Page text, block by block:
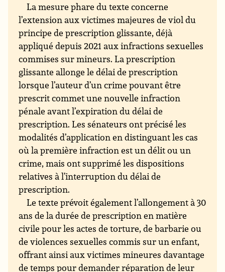
La mesure phare du texte concerne
l’extension aux victimes majeures de viol du
principe de prescription glissante, déjà
appliqué depuis 2021 aux infractions sexuelles
commises sur mineurs. La prescription
glissante allonge le délai de prescription
lorsque l’auteur d’un crime pouvant être
prescrit commet une nouvelle infraction
pénale avant l’expiration du délai de
prescription. Les sénateurs ont précisé les
modalités d’application en distinguant les cas
où la première infraction est un délit ou un
crime, mais ont supprimé les dispositions
relatives à l’interruption du délai de
prescription.
Le texte prévoit également l’allongement à 30
ans de la durée de prescription en matière
civile pour les actes de torture, de barbarie ou
de violences sexuelles commis sur un enfant,
offrant ainsi aux victimes mineures davantage
de temps pour demander réparation de leur